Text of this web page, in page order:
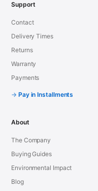
Support
Contact
Delivery Times
Returns
Warranty
Payments
Pay in Installments
About
The Company
Buying Guides
Environmental Impact
Blog